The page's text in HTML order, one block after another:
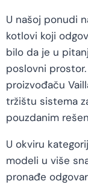
U našoj ponudi
kotlovi koji
bilo da je u
poslovni
proizvođaču
tržištu sistema
pouzdanim
U okviru
modeli u više
pronađe